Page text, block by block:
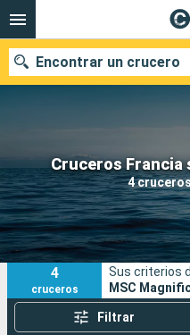
Cruceros Francia
4
Encontrar un crucero
Nuestros destinos
Fecha de salida
Puertos
4
cruceros
Sus criterios
MSC
Filtrar